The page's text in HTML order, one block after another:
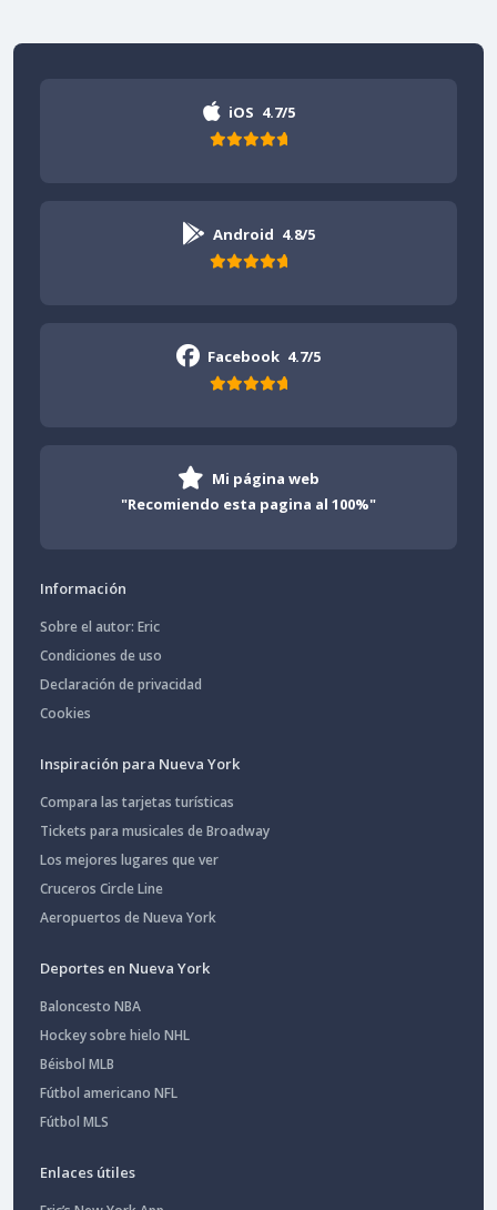
iOS 4.7/5
Android 4.8/5
Facebook 4.7/5
Mi página web
"Recomiendo esta pagina al 100%"
Información
Sobre el autor: Eric
Condiciones de uso
Declaración de privacidad
Cookies
Inspiración para Nueva York
Compara las tarjetas turísticas
Tickets para musicales de Broadway
Los mejores lugares que ver
Cruceros Circle Line
Aeropuertos de Nueva York
Deportes en Nueva York
Baloncesto NBA
Hockey sobre hielo NHL
Béisbol MLB
Fútbol americano NFL
Fútbol MLS
Enlaces útiles